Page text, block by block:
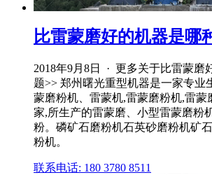
比雷蒙磨好的机器是哪
2018年9月8日 · 更多关于比雷蒙磨
题>> 郑州曙光重型机器是一家专业
蒙磨粉机、雷蒙机,雷蒙磨粉机,雷蒙
家,所生产的雷蒙磨、小型雷蒙磨粉
粉。磷矿石磨粉机石英砂磨粉机矿
粉机。
联系电话: 180 3780 8511